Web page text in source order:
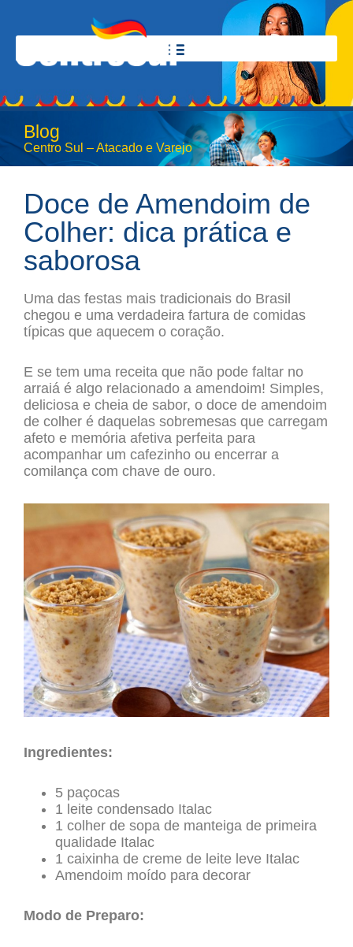
Blog
Centro Sul – Atacado e Varejo
Doce de Amendoim de
Colher: dica prática e
saborosa
Uma das festas mais tradicionais do Brasil
chegou e uma verdadeira fartura de comidas
típicas que aquecem o coração.
E se tem uma receita que não pode faltar no
arraiá é algo relacionado a amendoim! Simples,
deliciosa e cheia de sabor, o doce de amendoim
de colher é daquelas sobremesas que carregam
afeto e memória afetiva perfeita para
acompanhar um cafezinho ou encerrar a
comilança com chave de ouro.
Ingredientes:
5 paçocas
1 leite condensado Italac
1 colher de sopa de manteiga de primeira
qualidade Italac
1 caixinha de creme de leite leve Italac
Amendoim moído para decorar
Modo de Preparo: